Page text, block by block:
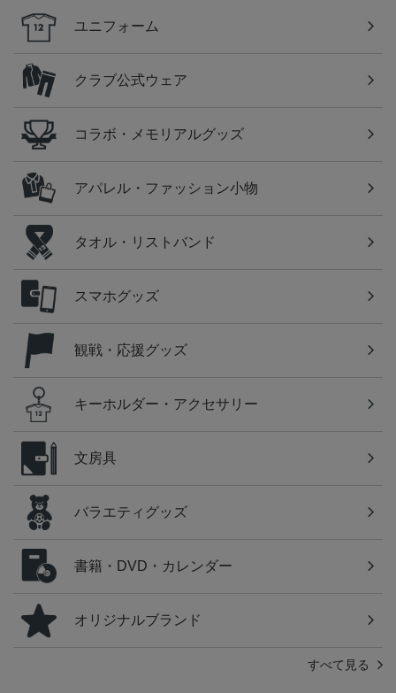
ユニフォーム
クラブ公式ウェア
コラボ・メモリアルグッズ
アパレル・ファッション小物
タオル・リストバンド
スマホグッズ
観戦・応援グッズ
キーホルダー・アクセサリー
文房具
バラエティグッズ
書籍・DVD・カレンダー
オリジナルブランド
すべて見る